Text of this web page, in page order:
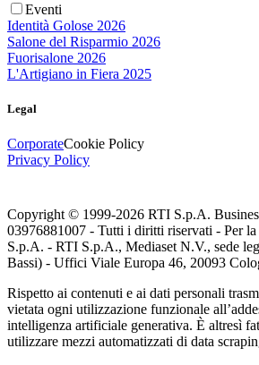
Eventi
Identità Golose 2026
Salone del Risparmio 2026
Fuorisalone 2026
L'Artigiano in Fiera 2025
Legal
CorporateCookie Policy
Privacy Policy
Copyright © 1999-2026 RTI S.p.A.
03976881007 - Tutti i diritti riservati - Per
S.p.A. - RTI S.p.A., Mediaset N.V., sede
Bassi) - Uffici Viale Europa 46, 20093
Rispetto ai contenuti e ai dati personali
vietata ogni utilizzazione funzionale
intelligenza artificiale generativa. È altresì
utilizzare mezzi automatizzati di data